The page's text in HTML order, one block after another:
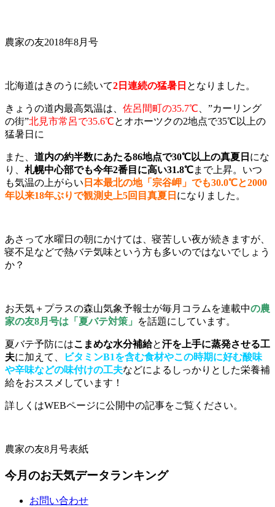
農家の友2018年8月号
北海道はきのうに続いて2日連続の猛暑日 となりました。
きょうの道内最高気温は、 佐呂間町の35.7℃ 、”カーリング
の街”北見市常呂で35.6℃とオホーツクの2地点で35℃以上の
猛暑日に
また、 道内の約半数にあたる86地点で30℃以上の真夏日 にな
り、 札幌中心部でも今年2番目に高い31.8℃まで上昇。いつ
も気温の上がらい 日本最北の地「宗谷岬」でも30.0℃と2000
年以来18年ぶりで観測史上5回目真夏日 になりました。
あさって水曜日の朝にかけては、寝苦しい夜が続きますが、
寝不足などで熱バテ気味という方も多いのではないでしょう
か？
お天気＋プラスの森山気象予報士が毎月コラムを連載中の農
家の友8月号は「夏バテ対策」
を話題にしています。
夏バテ予防にはこまめな水分補給と汗を上手に蒸発させる工
夫に加えて、
ビタミンB1を含む食材やこの時期に好む酸味
や辛味などの味付けの工夫などによるしっかりとした栄養補
給をおススメしています！
詳しくはWEBページに公開中の記事をご覧ください。
農家の友8月号表紙
今月のお天気データランキング
お問い合わせ